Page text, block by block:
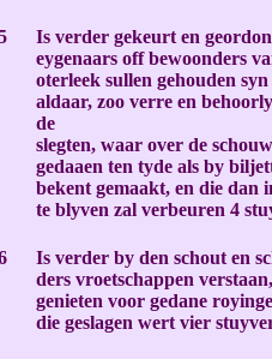
Is verder gekeurt en
eygenaars off bewoonders
oterleek sullen gehouden
aldaar, zoo verre en
de
slegten, waar over de
gedaaen ten tyde als by
bekent gemaakt, en die dan
te blyven zal verbeuren 4
Is verder by den schout en
ders vroetschappen
genieten voor gedane
die geslagen wert vier